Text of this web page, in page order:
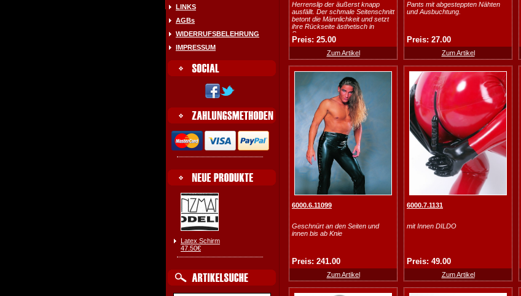
LINKS
AGBs
WIDERRUFSBELEHRUNG
IMPRESSUM
Latex Schirm
47.50€
Herrenslip der äußerst knapp
ausfällt. Der schmale Seitenschnitt
betont die Männlichkeit und setzt
ihre Rückseite ästhetisch in
Szene.
Preis: 25.00
Zum Artikel
Pants mit abgesteppten Nähten
und Ausbuchtung.
Preis: 27.00
Zum Artikel
6000.6.11099
Geschnürt an den Seiten und
innen bis ab Knie
Preis: 241.00
Zum Artikel
6000.7.1131
mit Innen DILDO
Preis: 49.00
Zum Artikel